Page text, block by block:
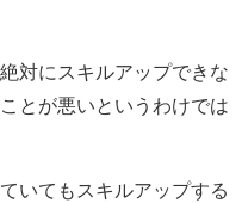
対にスキルアップできな
とが悪いというわけでは
いてもスキルアップする